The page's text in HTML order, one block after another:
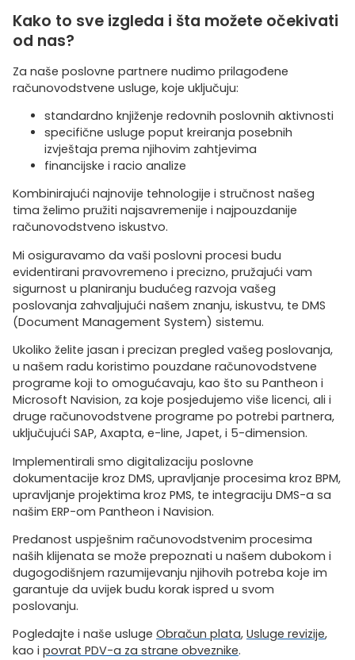
Kako to sve izgleda i šta možete očekivati
od nas?
Za naše poslovne partnere nudimo prilagođene
računovodstvene usluge, koje uključuju:
standardno knjiženje redovnih poslovnih aktivnosti
specifične usluge poput kreiranja posebnih
izvještaja prema njihovim zahtjevima
financijske i racio analize
Kombinirajući najnovije tehnologije i stručnost našeg
tima želimo pružiti najsavremenije i najpouzdanije
računovodstveno iskustvo.
Mi osiguravamo da vaši poslovni procesi budu
evidentirani pravovremeno i precizno, pružajući vam
sigurnost u planiranju budućeg razvoja vašeg
poslovanja zahvaljujući našem znanju, iskustvu, te DMS
(Document Management System) sistemu.
Ukoliko želite jasan i precizan pregled vašeg poslovanja,
u našem radu koristimo pouzdane računovodstvene
programe koji to omogućavaju, kao što su Pantheon i
Microsoft Navision, za koje posjedujemo više licenci, ali i
druge računovodstvene programe po potrebi partnera,
uključujući SAP, Axapta, e-line, Japet, i 5-dimension.
Implementirali smo digitalizaciju poslovne
dokumentacije kroz DMS, upravljanje procesima kroz BPM,
upravljanje projektima kroz PMS, te integraciju DMS-a sa
našim ERP-om Pantheon i Navision.
Predanost uspješnim računovodstvenim procesima
naših klijenata se može prepoznati u našem dubokom i
dugogodišnjem razumijevanju njihovih potreba koje im
garantuje da uvijek budu korak ispred u svom
poslovanju.
Pogledajte i naše usluge Obračun plata, Usluge revizije,
kao i povrat PDV-a za strane obveznike.